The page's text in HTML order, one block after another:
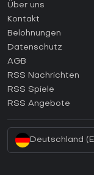
Anleitungen
Wie aktiviert man
Wie aktiviert man
Wie aktiviert man
Wie aktiviert man
Wie aktiviert man
Über uns
Kontakt
Belohnungen
Datenschutz
AGB
RSS Nachrichten
RSS Spiele
RSS Angebote
Deutschland